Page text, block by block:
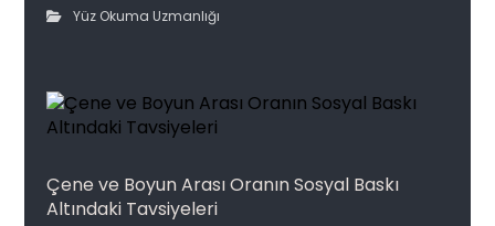
Yüz Okuma Uzmanlığı
Çene ve Boyun Arası Oranın Sosyal Baskı
Altındaki Tavsiyeleri